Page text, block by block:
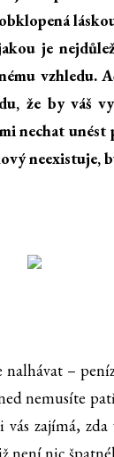
je
vzhledu.
že by váš
nechat
neexistuje,
nalhávat –
nemusíte
zajímá,